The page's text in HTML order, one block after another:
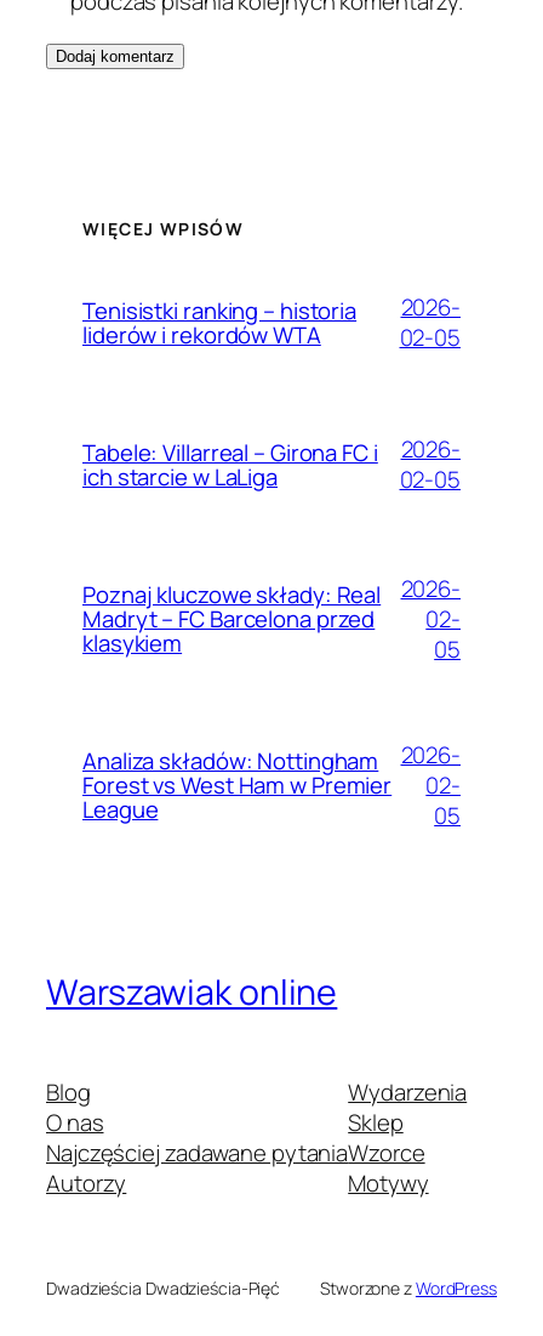
WIĘCEJ WPISÓW
Tenisistki ranking – historia
liderów i rekordów WTA
2026-
02-05
Tabele: Villarreal – Girona FC i
ich starcie w LaLiga
2026-
02-05
Poznaj kluczowe składy: Real
Madryt – FC Barcelona przed
klasykiem
2026-
02-
05
Analiza składów: Nottingham
Forest vs West Ham w Premier
League
2026-
02-
05
Warszawiak online
Blog
O nas
Najczęściej zadawane pytania
Autorzy
Wydarzenia
Sklep
Wzorce
Motywy
Dwadzieścia Dwadzieścia-Pięć Stworzone zWordPress